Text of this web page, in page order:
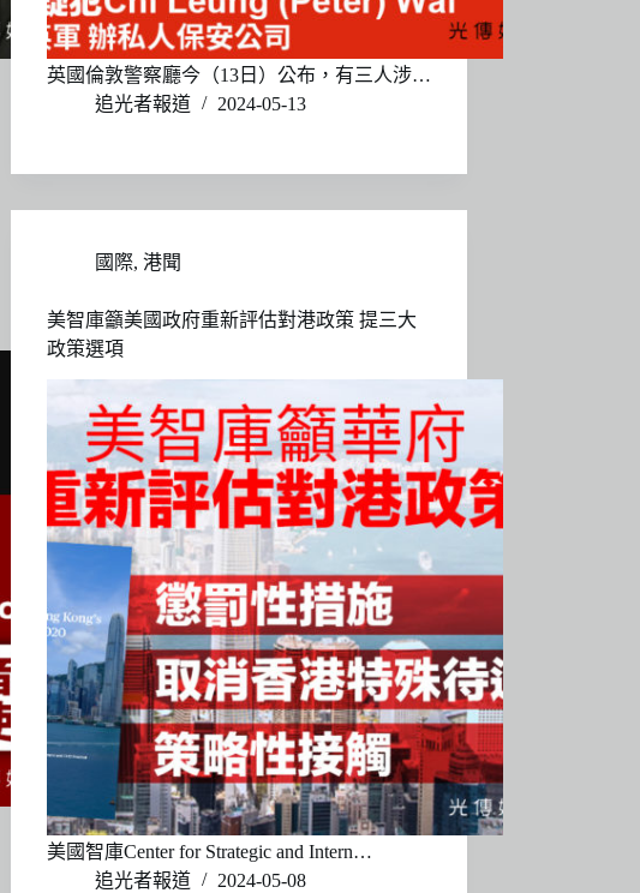
英國倫敦警察廳今（13日）公布，有三人涉…
追光者報道
2024-05-13
國際, 港聞
美智庫籲美國政府重新評估對港政策 提三大
政策選項
美國智庫Center for Strategic and Intern…
追光者報道
2024-05-08